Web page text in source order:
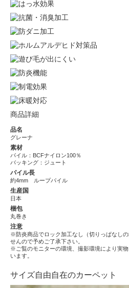
商品詳細
品名
グレーナ
素材
パイル：BCFナイロン100％
バッキング：ジュート
パイル長
約4mm ループパイル
生産国
日本
梱包
丸巻き
注意
※防炎商品でロック加工なし（切りっぱなし
せんので予めご了承下さい。
※ご覧のモニターの環境、撮影環境により実
います。
サイズ自由自在のカーペット